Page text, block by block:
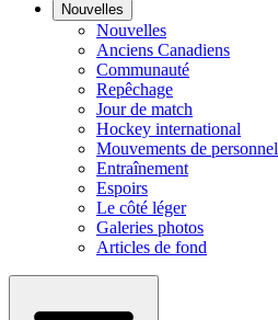
Nouvelles
Nouvelles
Anciens Canadiens
Communauté
Repêchage
Jour de match
Hockey international
Mouvements de personnel
Entraînement
Espoirs
Le côté léger
Galeries photos
Articles de fond